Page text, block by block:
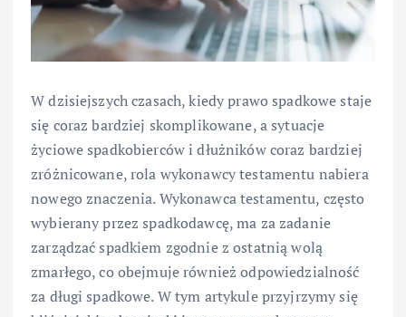
W dzisiejszych czasach, kiedy prawo spadkowe staje
się coraz bardziej skomplikowane, a sytuacje
życiowe spadkobierców i dłużników coraz bardziej
zróżnicowane, rola wykonawcy testamentu nabiera
nowego znaczenia. Wykonawca testamentu, często
wybierany przez spadkodawcę, ma za zadanie
zarządzać spadkiem zgodnie z ostatnią wolą
zmarłego, co obejmuje również odpowiedzialność
za długi spadkowe. W tym artykule przyjrzymy się